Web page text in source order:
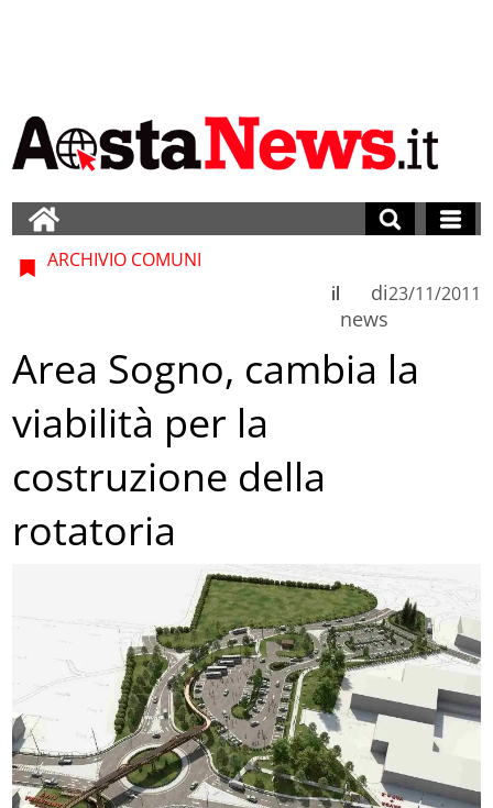
ARCHIVIO COMUNI
di
news
il 23/11/2011
Area Sogno, cambia la
viabilità per la
costruzione della
rotatoria